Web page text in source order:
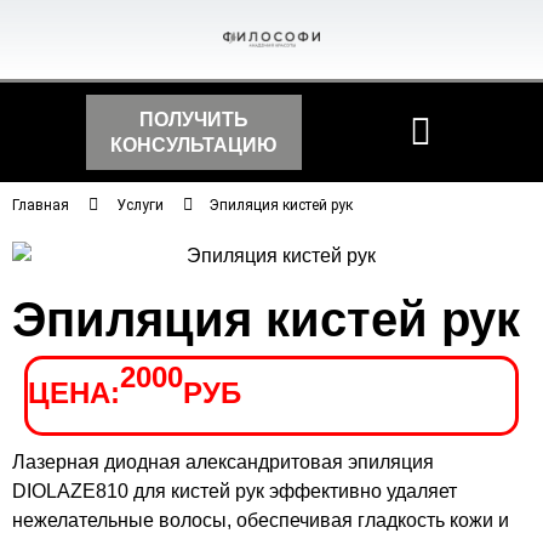
ПОЛУЧИТЬ
КОНСУЛЬТАЦИЮ
Главная Услуги Эпиляция кистей рук
Эпиляция кистей рук
ЦЕНА:2000РУБ
Лазерная диодная александритовая эпиляция
DIOLAZE810 для кистей рук эффективно удаляет
нежелательные волосы, обеспечивая гладкость кожи и